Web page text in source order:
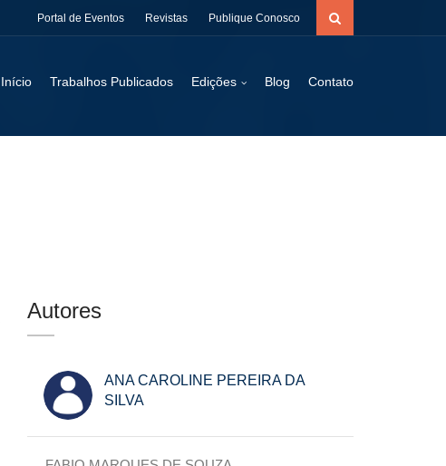
Portal de Eventos Revistas Publique Conosco
Início Trabalhos Publicados Edições Blog Contato
Autores
ANA CAROLINE PEREIRA DA
SILVA